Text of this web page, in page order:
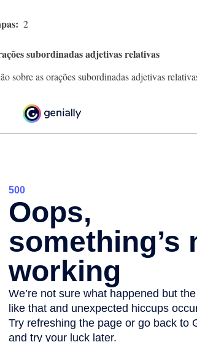
2
subordinadas adjetivas relativas
sobre as orações subordinadas adjetivas